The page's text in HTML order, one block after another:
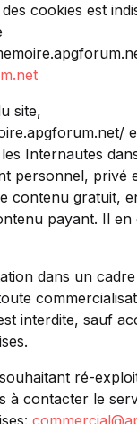
des cookies est
site,
Internautes
personnel, privé
contenu gratuit,
payant. Il en
dans un
interdite, sauf
ré-
à contacter le